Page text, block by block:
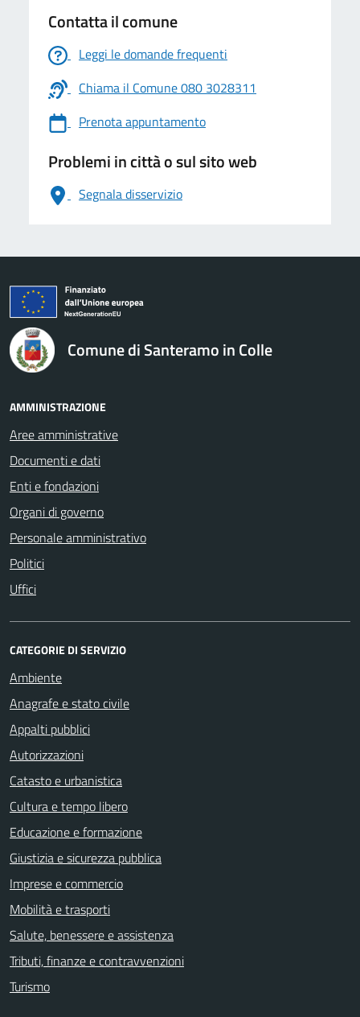
Contatta il comune
Leggi le domande frequenti
Chiama il Comune 080 3028311
Prenota appuntamento
Problemi in città o sul sito web
Segnala disservizio
logo Unione Europea
Comune di Santeramo in Colle
AMMINISTRAZIONE
Aree amministrative
Documenti e dati
Enti e fondazioni
Organi di governo
Personale amministrativo
Politici
Uffici
CATEGORIE DI SERVIZIO
Ambiente
Anagrafe e stato civile
Appalti pubblici
Autorizzazioni
Catasto e urbanistica
Cultura e tempo libero
Educazione e formazione
Giustizia e sicurezza pubblica
Imprese e commercio
Mobilità e trasporti
Salute, benessere e assistenza
Tributi, finanze e contravvenzioni
Turismo